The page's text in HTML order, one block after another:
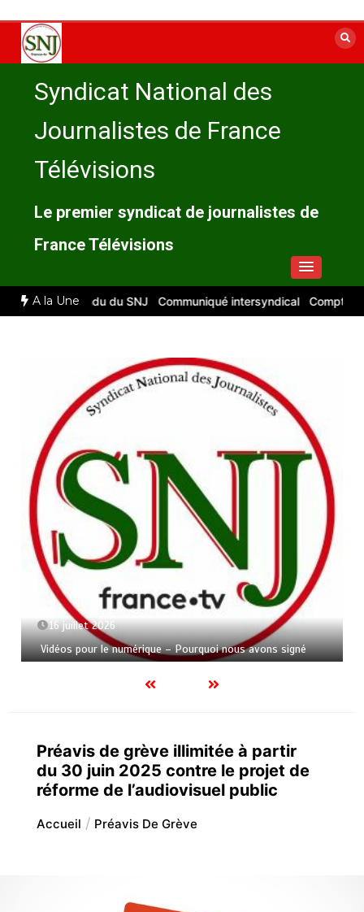
contenu
Syndicat National des
Journalistes de France
Télévisions
Le premier syndicat de journalistes de
France Télévisions
A la Une
compte rendu du SNJ Communiqué intersyndical Compte-
16 juillet 2026
Vidéos pour le numérique – Pourquoi nous avons signé
Préavis de grève illimitée à partir
du 30 juin 2025 contre le projet de
réforme de l’audiovisuel public
Accueil Préavis De Grève